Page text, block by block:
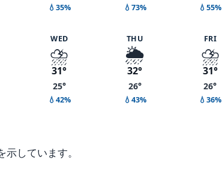
💧35% 💧73% 💧55%
WED
⛈️
31°
25°
💧42%
THU
🌦️
32°
26°
💧43%
FRI
⛈️
31°
26°
💧36%
しています。